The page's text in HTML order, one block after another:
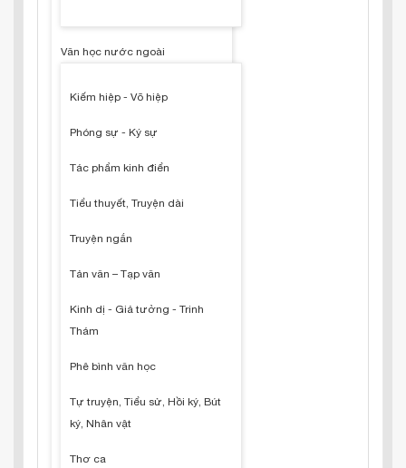
Văn học nước ngoài
Kiếm hiệp - Võ hiệp
Phóng sự - Ký sự
Tác phẩm kinh điển
Tiểu thuyết, Truyện dài
Truyện ngắn
Tản văn – Tạp văn
Kinh dị - Giả tưởng - Trinh
Thám
Phê bình văn học
Tự truyện, Tiểu sử, Hồi ký, Bút
ký, Nhân vật
Thơ ca